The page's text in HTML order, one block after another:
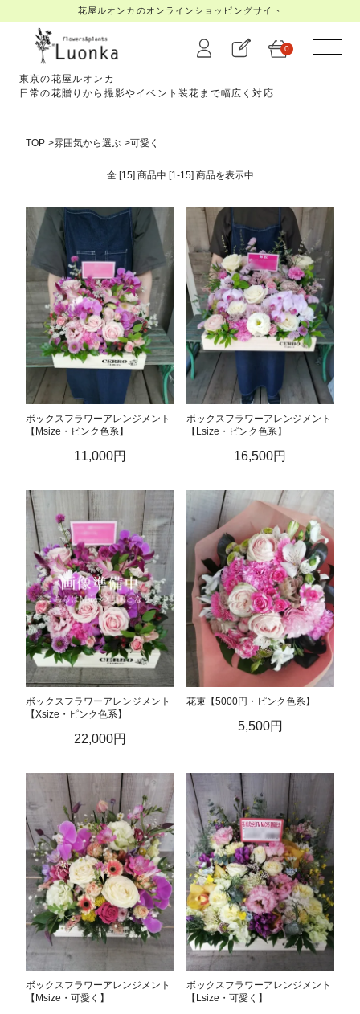
花屋ルオンカのオンラインショッピングサイト
東京の花屋ルオンカ
日常の花贈りから撮影やイベント装花まで幅広く対応
0
TOP >雰囲気から選ぶ >可愛く
全 [15] 商品中 [1-15] 商品を表示中
ボックスフラワーアレンジメント
【Msize・ピンク色系】
11,000円
ボックスフラワーアレンジメント
【Lsize・ピンク色系】
16,500円
ボックスフラワーアレンジメント
【Xsize・ピンク色系】
22,000円
花束【5000円・ピンク色系】
5,500円
ボックスフラワーアレンジメント
【Msize・可愛く】
ボックスフラワーアレンジメント
【Lsize・可愛く】